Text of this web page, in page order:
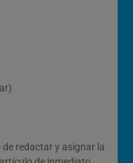
redactar y asignar la